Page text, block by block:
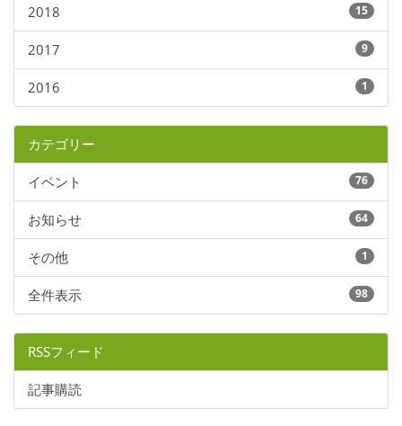
2018 15
2017 9
2016 1
カテゴリー
イベント 76
お知らせ 64
その他 1
全件表示 98
RSSフィード
記事購読